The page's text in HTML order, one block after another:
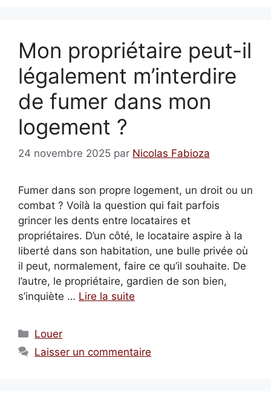
Mon propriétaire peut-il
légalement m’interdire
de fumer dans mon
logement ?
24 novembre 2025 par Nicolas Fabioza
Fumer dans son propre logement, un droit ou un
combat ? Voilà la question qui fait parfois
grincer les dents entre locataires et
propriétaires. D’un côté, le locataire aspire à la
liberté dans son habitation, une bulle privée où
il peut, normalement, faire ce qu’il souhaite. De
l’autre, le propriétaire, gardien de son bien,
s’inquiète … Lire la suite
Catégories
Louer
Laisser un commentaire